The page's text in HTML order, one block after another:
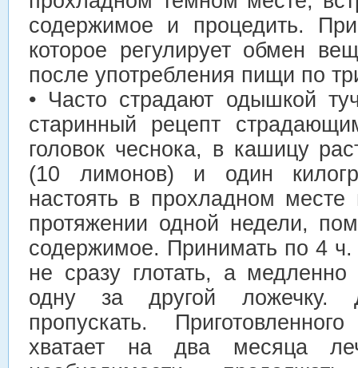
содержимое и процедить.
которое регулирует обмен
после употребления пищи по
• Часто страдают одышкой
старинный рецепт
головок чеснока, в кашицу
(10 лимонов) и один
настоять в прохладном
протяжении одной недели,
содержимое. Принимать по 4
не сразу глотать, а
одну за другой ложечку.
пропускать.
хватает на два месяца